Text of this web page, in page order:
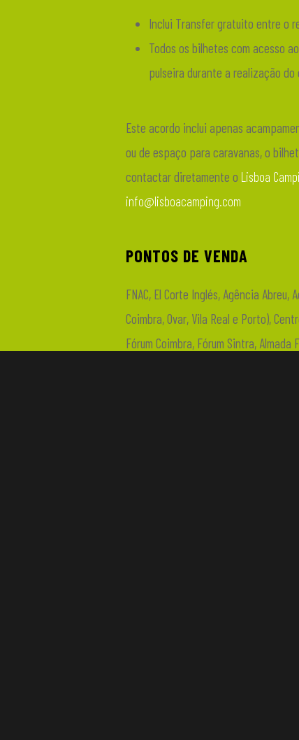
Inclui Transfer gratuito entre o
Todos os bilhetes com acesso
pulseira durante a realização
Este acordo inclui apenas
ou de espaço para caravanas, o
contactar diretamente o Lisboa
info@lisboacamping.com
PONTOS DE VENDA
FNAC, El Corte Inglés, Agência Abreu,
Coimbra, Ovar, Vila Real e Porto),
Fórum Coimbra, Fórum Sintra, Almada